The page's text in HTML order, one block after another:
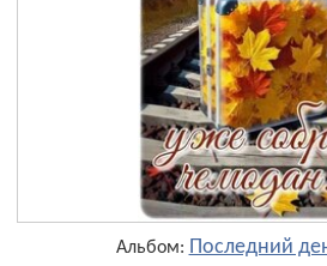
Альбом: Последний